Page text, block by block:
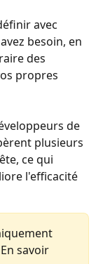
avec
besoin, en
des
propres
de
plusieurs
ce qui
l'efficacité
savoir